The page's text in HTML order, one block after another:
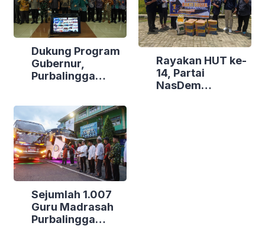
Dukung Program
Gubernur,
Purbalingga
Kecamatan
Berdaya
Rayakan HUT ke-
14, Partai
NasDem
Sejumlah 1.007
Guru Madrasah
Purbalingga